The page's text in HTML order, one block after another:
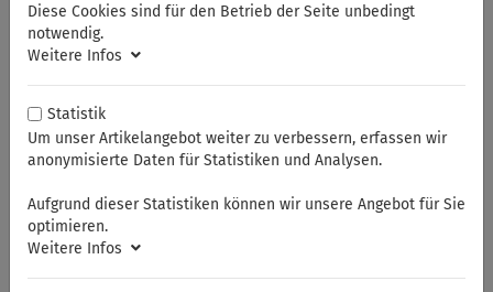
Sommerferien
Diese Cookies sind für den Betrieb der Seite unbedingt
notwendig.
Weitere Infos
Statistik
Um unser Artikelangebot weiter zu verbessern, erfassen wir
anonymisierte Daten für Statistiken und Analysen.
Aufgrund dieser Statistiken können wir unsere Angebot für Sie
optimieren.
Weitere Infos